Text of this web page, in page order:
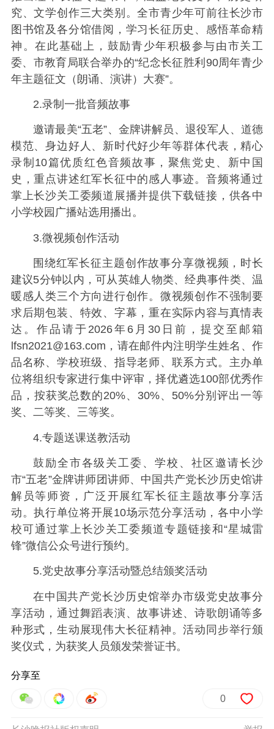
究、文学创作三大类别。全市青少年可前往长沙市
图书馆及各分馆借阅，学习长征历史、感悟革命精
神。在此基础上，鼓励青少年积极参与由市关工
委、市教育局联合举办的“纪念长征胜利90周年青少
年主题征文（朗诵、演讲）大赛”。
2.录制一批音频故事
邀请最美“五老”、金牌讲解员、退役军人、道德
模范、身边好人、新时代好少年等群体代表，精心
录制10篇优质红色音频故事，聚焦党史、新中国
史，重点讲述红军长征中的感人事迹。音频将通过
掌上长沙关工委频道展播并提供下载链接，供各中
小学校园广播站选用播出。
3.微视频创作活动
围绕红军长征主题创作故事分享微视频，时长
建议5分钟以内，可从英雄人物类、经典事件类、温
暖感人类三个方向进行创作。微视频创作不强制要
求后期包装、特效、字幕，重在实际内容与真情表
达。作品请于2026年6月30日前，提交至邮箱
lfsn2021@163.com，请在邮件内注明学生姓名、作
品名称、学校班级、指导老师、联系方式。主办单
位将组织专家进行集中评审，择优遴选100部优秀作
品，按获奖总数的20%、30%、50%分别评出一等
奖、二等奖、三等奖。
4.专题送课送教活动
鼓励全市各级关工委、学校、社区邀请长沙
市“五老”金牌讲师团讲师、中国共产党长沙历史馆讲
解员等师资，广泛开展红军长征主题故事分享活
动。执行单位将开展10场示范分享活动，各中小学
校可通过掌上长沙关工委频道专题链接和“星城雷
锋”微信公众号进行预约。
5.党史故事分享活动暨总结颁奖活动
在中国共产党长沙历史馆举办市级党史故事分
享活动，通过舞蹈表演、故事讲述、诗歌朗诵等多
种形式，生动展现伟大长征精神。活动同步举行颁
奖仪式，为获奖人员颁发荣誉证书。
分享至
0